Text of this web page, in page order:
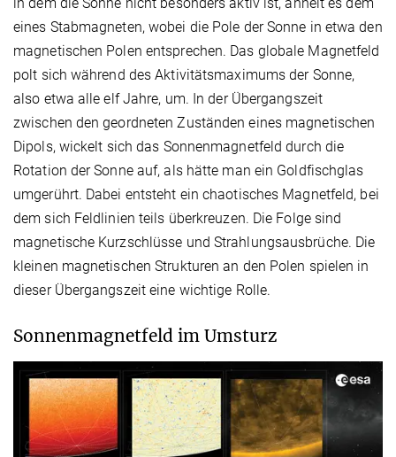
eines Stabmagneten, wobei die Pole der Sonne in etwa den
magnetischen Polen entsprechen. Das globale Magnetfeld
polt sich während des Aktivitätsmaximums der Sonne,
also etwa alle elf Jahre, um. In der Übergangszeit
zwischen den geordneten Zuständen eines magnetischen
Dipols, wickelt sich das Sonnenmagnetfeld durch die
Rotation der Sonne auf, als hätte man ein Goldfischglas
umgerührt. Dabei entsteht ein chaotisches Magnetfeld, bei
dem sich Feldlinien teils überkreuzen. Die Folge sind
magnetische Kurzschlüsse und Strahlungsausbrüche. Die
kleinen magnetischen Strukturen an den Polen spielen in
dieser Übergangszeit eine wichtige Rolle.
Sonnenmagnetfeld im Umsturz